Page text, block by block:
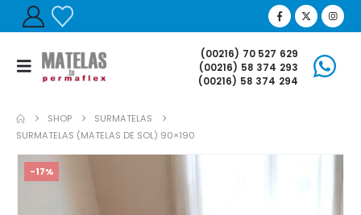
(00216) 70 527 629
(00216) 58 374 293
(00216) 58 374 294
SHOP
SURMATELAS
SURMATELAS (MATELAS DE SOL) 90×190
-17%